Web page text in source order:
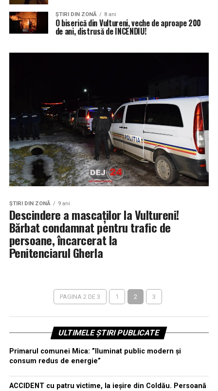
ŞTIRI DIN ZONĂ 8 ani
O biserică din Vultureni, veche de aproape 200
de ani, distrusă de INCENDIU!
ŞTIRI DIN ZONĂ 9 ani
Descindere a mascaților la Vultureni!
Bărbat condamnat pentru trafic de
persoane, încarcerat la
Penitenciarul Gherla
PAGINA 2 DE 3 1 2 3
ULTIMELE ȘTIRI PUBLICATE
Primarul comunei Mica: ”Iluminat public modern și
consum redus de energie”
ACCIDENT cu patru victime, la ieșire din Coldău. Persoană